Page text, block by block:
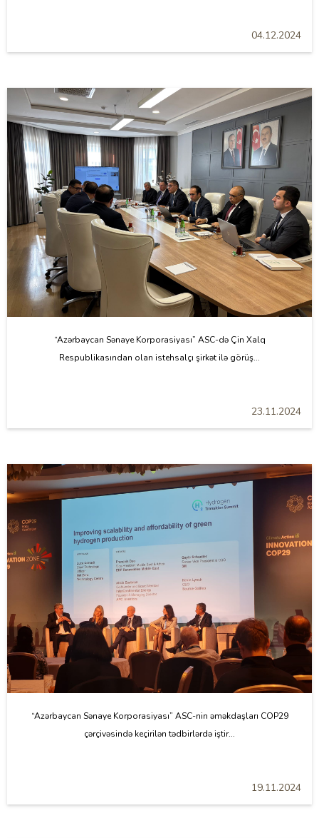
04.12.2024
“Azərbaycan Sənaye Korporasiyası” ASC-də Çin Xalq
Respublikasından olan istehsalçı şirkət ilə görüş...
23.11.2024
“Azərbaycan Sənaye Korporasiyası” ASC-nin əməkdaşları COP29
çərçivəsində keçirilən tədbirlərdə iştir...
19.11.2024